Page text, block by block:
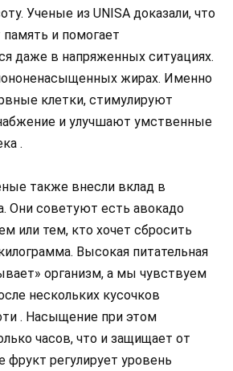
Ученые из UNISA доказали, что
и помогает
даже в напряженных ситуациях.
жирах. Именно
клетки, стимулируют
и улучшают умственные
.
также внесли вклад в
Они советуют есть авокадо
или тем, кто хочет сбросить
Высокая питательная
организм, а мы чувствуем
нескольких кусочков
. Насыщение при этом
часов, что и защищает от
фрукт регулирует уровень